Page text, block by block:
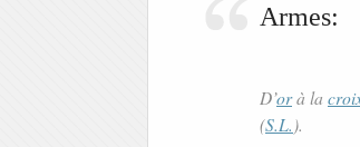
Armes:
D’orà la
(S.L.).